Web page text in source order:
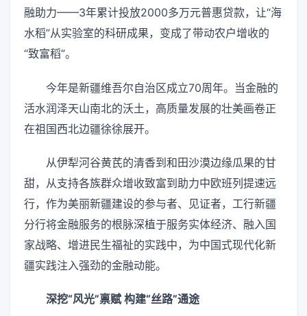
融助力——3年累计投放2000多万元普惠贷款，让“海
水稻”从实验室的科研成果，变成了带动农户增收的
“致富稻”。
今年是新疆维吾尔自治区成立70周年。当金融的
活水润泽天山南北的沃土，高质量发展的壮美画卷正
在祖国西北边疆徐徐展开。
从伊犁河谷黄芪的清香到和田沙漠边缘瓜果的甘
甜，从支持各族群众增收致富到助力中欧班列提速远
行，作为美丽新疆建设的参与者、见证者，工行新疆
分行将金融服务的根脉深植于服务实体经济、融入国
家战略、增进民生福祉的实践中，为中国式现代化新
疆实践注入强劲的金融动能。
深挖“风光”禀赋 构建“丝路”通途